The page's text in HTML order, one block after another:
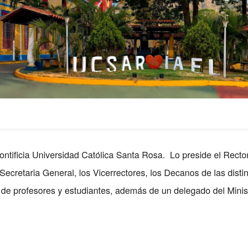
Universidad Católica Santa Rosa. Lo preside el
General, los Vicerrectores, los Decanos de las
profesores y estudiantes, además de un delegado del